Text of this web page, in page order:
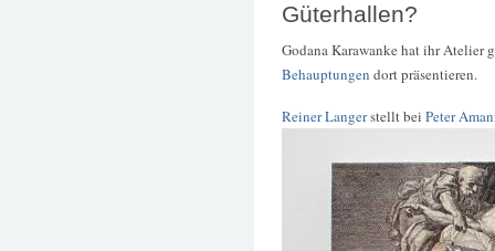
Güterhallen?
Godana Karawanke hat ihr Atelier
Behauptungen dort präsentieren.
Reiner Langerstellt bei Peter